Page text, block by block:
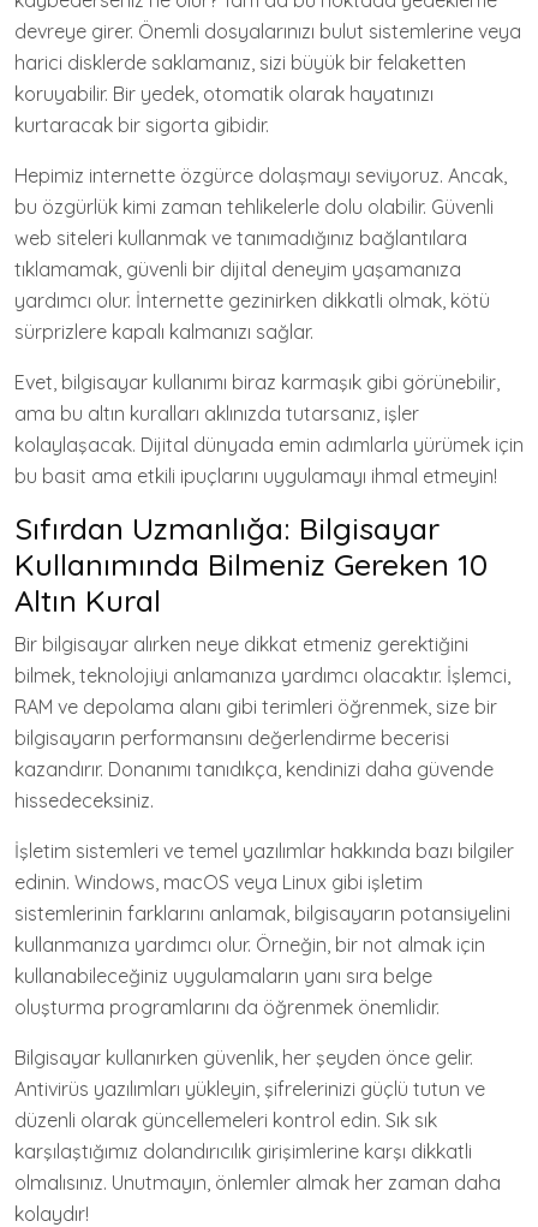
devreye girer. Önemli dosyalarınızı bulut sistemlerine veya
harici disklerde saklamanız, sizi büyük bir felaketten
koruyabilir. Bir yedek, otomatik olarak hayatınızı
kurtaracak bir sigorta gibidir.
Hepimiz internette özgürce dolaşmayı seviyoruz. Ancak,
bu özgürlük kimi zaman tehlikelerle dolu olabilir. Güvenli
web siteleri kullanmak ve tanımadığınız bağlantılara
tıklamamak, güvenli bir dijital deneyim yaşamanıza
yardımcı olur. İnternette gezinirken dikkatli olmak, kötü
sürprizlere kapalı kalmanızı sağlar.
Evet, bilgisayar kullanımı biraz karmaşık gibi görünebilir,
ama bu altın kuralları aklınızda tutarsanız, işler
kolaylaşacak. Dijital dünyada emin adımlarla yürümek için
bu basit ama etkili ipuçlarını uygulamayı ihmal etmeyin!
Sıfırdan Uzmanlığa: Bilgisayar
Kullanımında Bilmeniz Gereken 10
Altın Kural
Bir bilgisayar alırken neye dikkat etmeniz gerektiğini
bilmek, teknolojiyi anlamanıza yardımcı olacaktır. İşlemci,
RAM ve depolama alanı gibi terimleri öğrenmek, size bir
bilgisayarın performansını değerlendirme becerisi
kazandırır. Donanımı tanıdıkça, kendinizi daha güvende
hissedeceksiniz.
İşletim sistemleri ve temel yazılımlar hakkında bazı bilgiler
edinin. Windows, macOS veya Linux gibi işletim
sistemlerinin farklarını anlamak, bilgisayarın potansiyelini
kullanmanıza yardımcı olur. Örneğin, bir not almak için
kullanabileceğiniz uygulamaların yanı sıra belge
oluşturma programlarını da öğrenmek önemlidir.
Bilgisayar kullanırken güvenlik, her şeyden önce gelir.
Antivirüs yazılımları yükleyin, şifrelerinizi güçlü tutun ve
düzenli olarak güncellemeleri kontrol edin. Sık sık
karşılaştığımız dolandırıcılık girişimlerine karşı dikkatli
olmalısınız. Unutmayın, önlemler almak her zaman daha
kolaydır!